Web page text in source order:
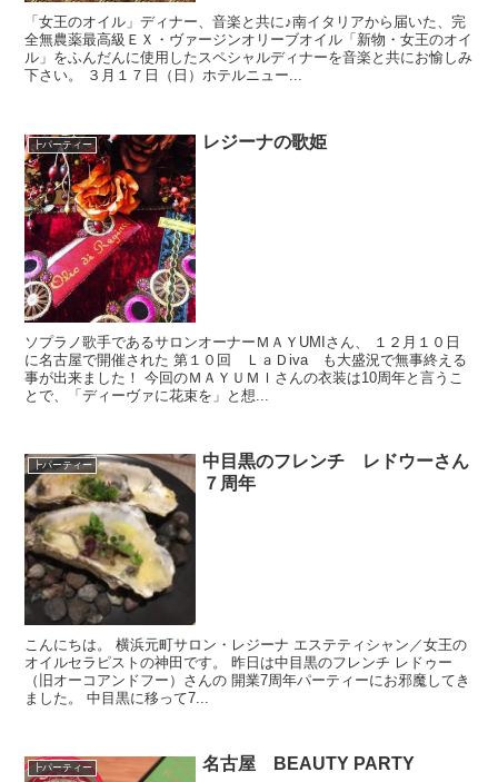
「女王のオイル」ディナー、音楽と共に♪南イタリアから届いた、完
全無農薬最高級ＥＸ・ヴァージンオリーブオイル「新物・女王のオイ
ル」をふんだんに使用したスペシャルディナーを音楽と共にお愉しみ
下さい。 ３月１７日（日）ホテルニュー...
┣パーティー レジーナの歌姫
ソプラノ歌手であるサロンオーナーＭＡＹUMIさん、 １２月１０日
に名古屋で開催された 第１０回 ＬａＤiva も大盛況で無事終える
事が出来ました！ 今回のＭＡＹＵＭＩさんの衣装は10周年と言うこ
とで、「ディーヴァに花束を」と想...
┣パーティー
中目黒のフレンチ レドウーさん
７周年
こんにちは。 横浜元町サロン・レジーナ エステティシャン／女王の
オイルセラピストの神田です。 昨日は中目黒のフレンチ レドゥー
（旧オーコアンドフー）さんの 開業7周年パーティーにお邪魔してき
ました。 中目黒に移って7...
┣パーティー 名古屋 BEAUTY PARTY